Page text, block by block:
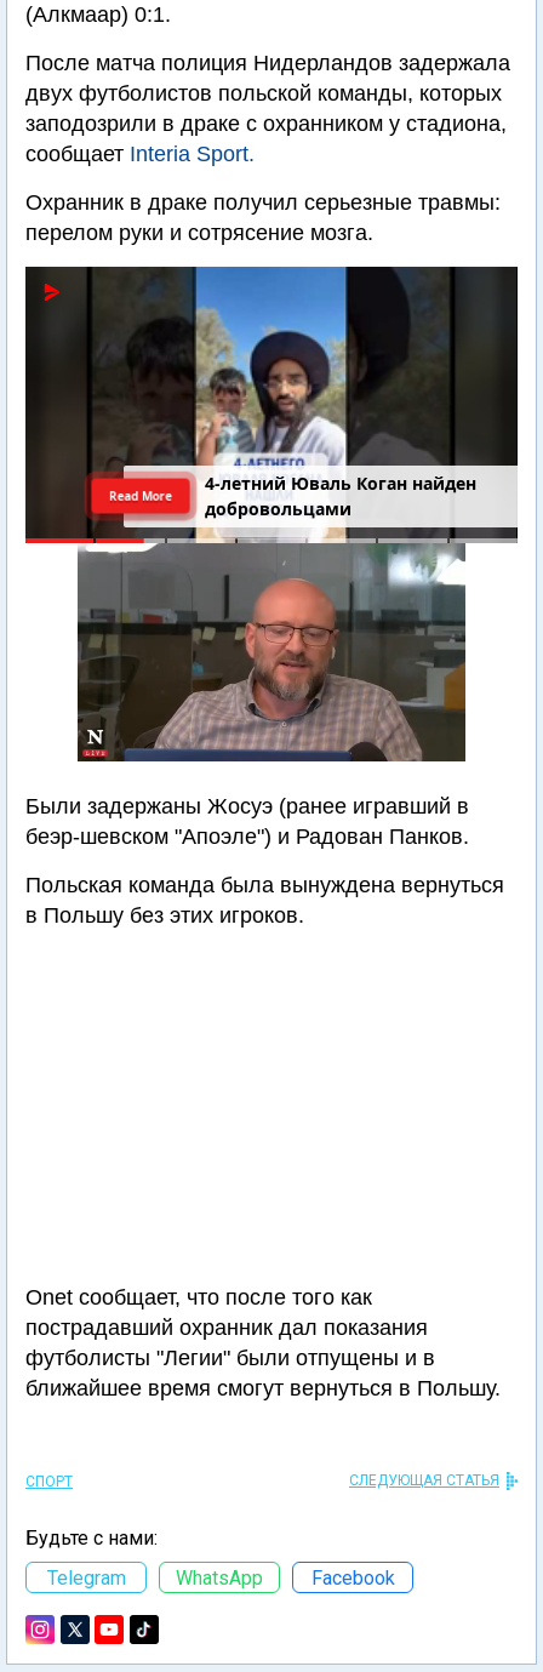
(Алкмаар) 0:1.
После матча полиция Нидерландов задержала
двух футболистов польской команды, которых
заподозрили в драке с охранником у стадиона,
сообщает Interia Sport.
Охранник в драке получил серьезные травмы:
перелом руки и сотрясение мозга.
4-летний Юваль Коган найден
добровольцами
Read More
Были задержаны Жосуэ (ранее игравший в
беэр-шевском "Апоэле") и Радован Панков.
Польская команда была вынуждена вернуться
в Польшу без этих игроков.
Onet сообщает, что после того как
пострадавший охранник дал показания
футболисты "Легии" были отпущены и в
ближайшее время смогут вернуться в Польшу.
СПОРТ СЛЕДУЮЩАЯ СТАТЬЯ
Будьте с нами:
Telegram
WhatsApp Facebook